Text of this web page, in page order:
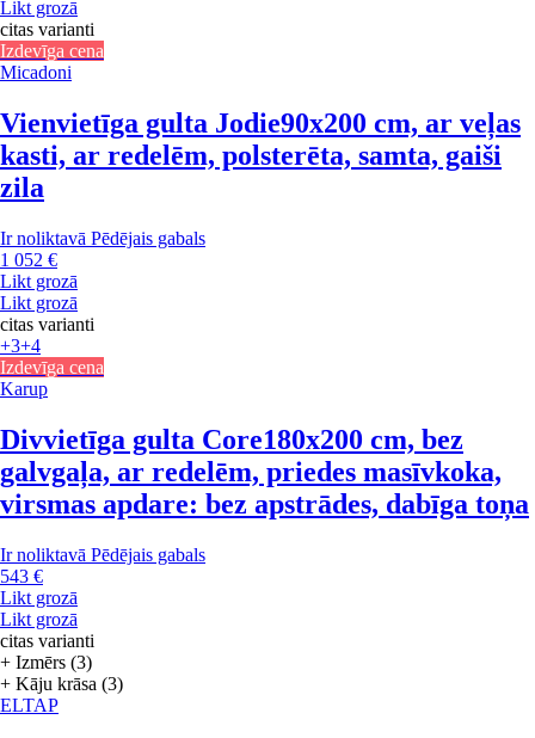
Likt grozā
citas varianti
Izdevīga cena
Micadoni
Vienvietīga gulta Jodie90x200 cm, ar veļas
kasti, ar redelēm, polsterēta, samta, gaiši
zila
Ir noliktavā Pēdējais gabals
1 052 €
Likt grozā
Likt grozā
citas varianti
+3+4
Izdevīga cena
Karup
Divvietīga gulta Core180x200 cm, bez
galvgaļa, ar redelēm, priedes masīvkoka,
virsmas apdare: bez apstrādes, dabīga toņa
Ir noliktavā Pēdējais gabals
543 €
Likt grozā
Likt grozā
citas varianti
+ Izmērs (3)
+ Kāju krāsa (3)
ELTAP